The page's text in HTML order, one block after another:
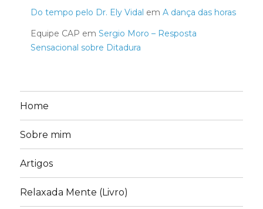
Do tempo pelo Dr. Ely Vidal em A dança das horas
Equipe CAP em Sergio Moro – Resposta
Sensacional sobre Ditadura
Home
Sobre mim
Artigos
Relaxada Mente (Livro)